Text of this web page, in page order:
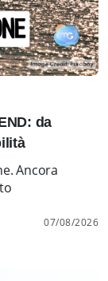
da
Ancora
07/08/2026